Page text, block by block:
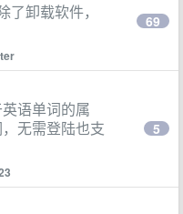
卸载软件，
69
语单词的属
无需登陆也支
5